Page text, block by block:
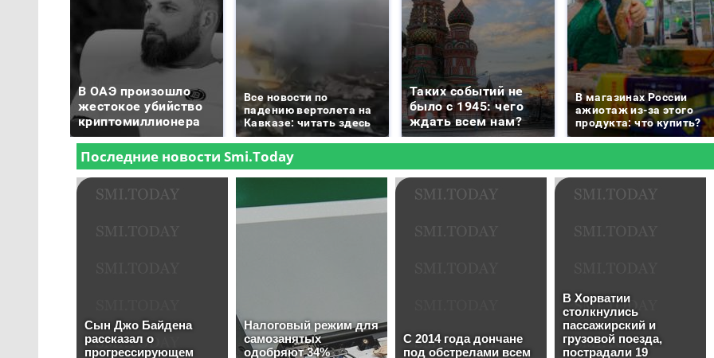
В ОАЭ произошло
жестокое убийство
криптомиллионера
Все новости по
падению вертолета на
Кавказе: читать здесь
Таких событий не
было с 1945: чего
ждать всем нам?
В магазинах России
ажиотаж из-за этого
продукта: что купить?